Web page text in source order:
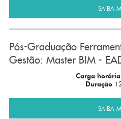
SAIBA
Pós-Graduação
Gestão: Master BIM -
Carga horária
Duração
SAIBA